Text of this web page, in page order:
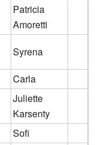
Patricia
Amoretti
Syrena
Carla
Juliette
Karsenty
Sofi